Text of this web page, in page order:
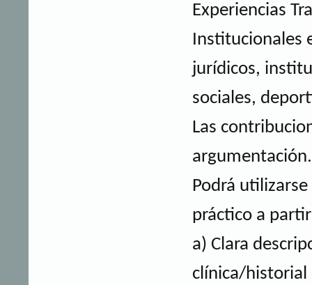
Experiencias
Institucionales
jurídicos,
sociales,
Las
argumentación.
Podrá
práctico a
a) Clara
clínica/historial